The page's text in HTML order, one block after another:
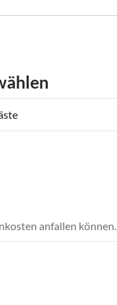
anfallen können.